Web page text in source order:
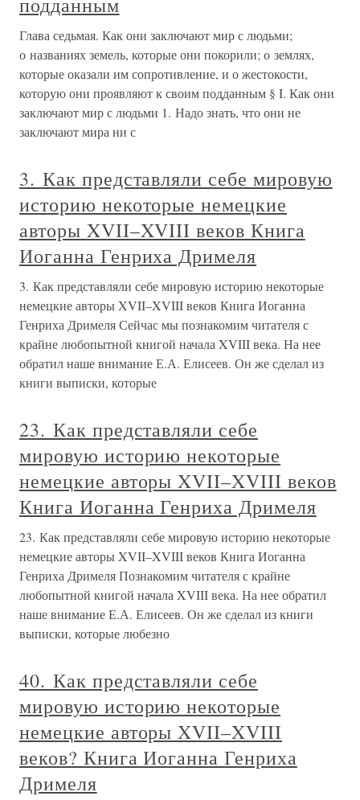
Глава седьмая. Как они заключают мир с людьми;
о названиях земель, которые они покорили; о землях,
которые оказали им сопротивление, и о жестокости,
которую они проявляют к своим подданным § I. Как они
заключают мир с людьми 1. Надо знать, что они не
заключают мира ни с
3. Как представляли себе мировую
историю некоторые немецкие
авторы XVII–XVIII веков Книга
Иоганна Генриха Дримеля
3. Как представляли себе мировую историю некоторые
немецкие авторы XVII–XVIII веков Книга Иоганна
Генриха Дримеля Сейчас мы познакомим читателя с
крайне любопытной книгой начала XVIII века. На нее
обратил наше внимание Е.А. Елисеев. Он же сделал из
книги выписки, которые
23. Как представляли себе
мировую историю некоторые
немецкие авторы XVII–XVIII веков
Книга Иоганна Генриха Дримеля
23. Как представляли себе мировую историю некоторые
немецкие авторы XVII–XVIII веков Книга Иоганна
Генриха Дримеля Познакомим читателя с крайне
любопытной книгой начала XVIII века. На нее обратил
наше внимание Е.А. Елисеев. Он же сделал из книги
выписки, которые любезно
40. Как представляли себе
мировую историю некоторые
немецкие авторы XVII–XVIII
веков? Книга Иоганна Генриха
Дримеля